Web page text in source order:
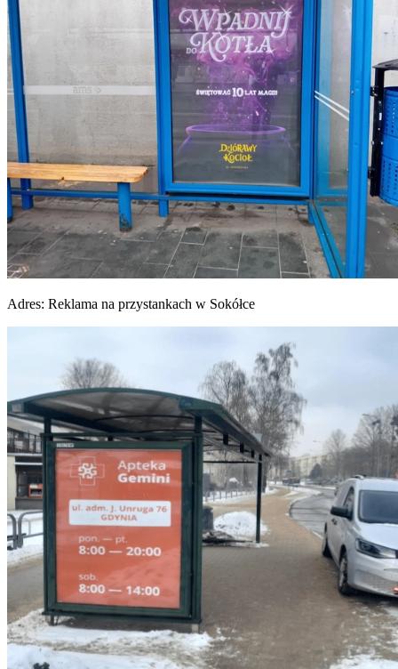
Adres: Reklama na przystankach w Sokółce